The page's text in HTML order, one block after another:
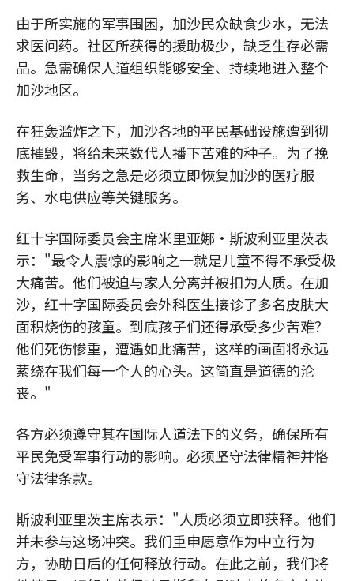
由于所实施的军事围困，加沙民众缺食少水，无法
求医问药。社区所获得的援助极少，缺乏生存必需
品。急需确保人道组织能够安全、持续地进入整个
加沙地区。
在狂轰滥炸之下，加沙各地的平民基础设施遭到彻
底摧毁，将给未来数代人播下苦难的种子。为了挽
救生命，当务之急是必须立即恢复加沙的医疗服
务、水电供应等关键服务。
红十字国际委员会主席米里亚娜·斯波利亚里茨表
示："最令人震惊的影响之一就是儿童不得不承受极
大痛苦。他们被迫与家人分离并被扣为人质。在加
沙，红十字国际委员会外科医生接诊了多名皮肤大
面积烧伤的孩童。到底孩子们还得承受多少苦难？
他们死伤惨重，遭遇如此痛苦，这样的画面将永远
萦绕在我们每一个人的心头。这简直是道德的沦
丧。"
各方必须遵守其在国际人道法下的义务，确保所有
平民免受军事行动的影响。必须坚守法律精神并恪
守法律条款。
斯波利亚里茨主席表示："人质必须立即获释。他们
并未参与这场冲突。我们重申愿意作为中立行为
方，协助日后的任何释放行动。在此之前，我们将